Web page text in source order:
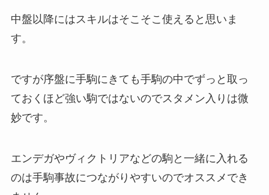
中盤以降にはスキルはそこそこ使えると思いま
す。
ですが序盤に手駒にきても手駒の中でずっと取っ
ておくほど強い駒ではないのでスタメン入りは微
妙です。
エンデガやヴィクトリアなどの駒と一緒に入れる
のは手駒事故につながりやすいのでオススメでき